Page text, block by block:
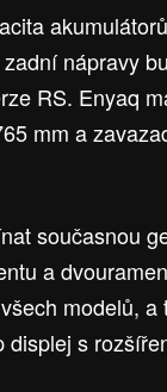
nápravy
RS. Enyaq
mm a
současnou
a
modelů,
s